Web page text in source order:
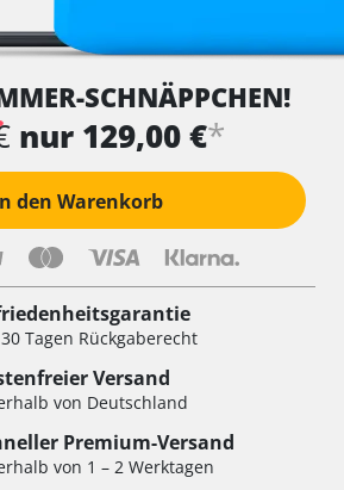
SCHNÄPPCHEN!
nur 129,00 €*
den Warenkorb
Tagen Rückgaberecht
Versand
von Deutschland
Premium-Versand
von 1 – 2 Werktagen